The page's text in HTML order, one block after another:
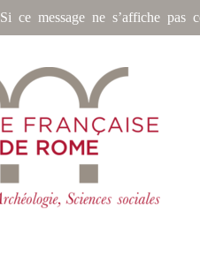
Si ce message ne s’affiche pas